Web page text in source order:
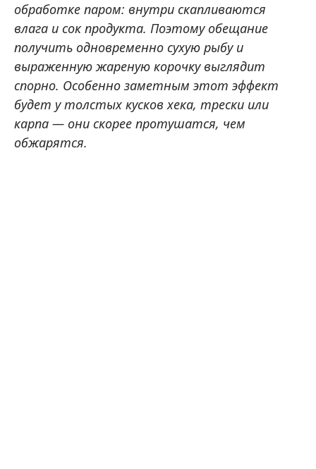
обработке паром: внутри скапливаются
влага и сок продукта. Поэтому обещание
получить одновременно сухую рыбу и
выраженную жареную корочку выглядит
спорно. Особенно заметным этот эффект
будет у толстых кусков хека, трески или
карпа — они скорее протушатся, чем
обжарятся.